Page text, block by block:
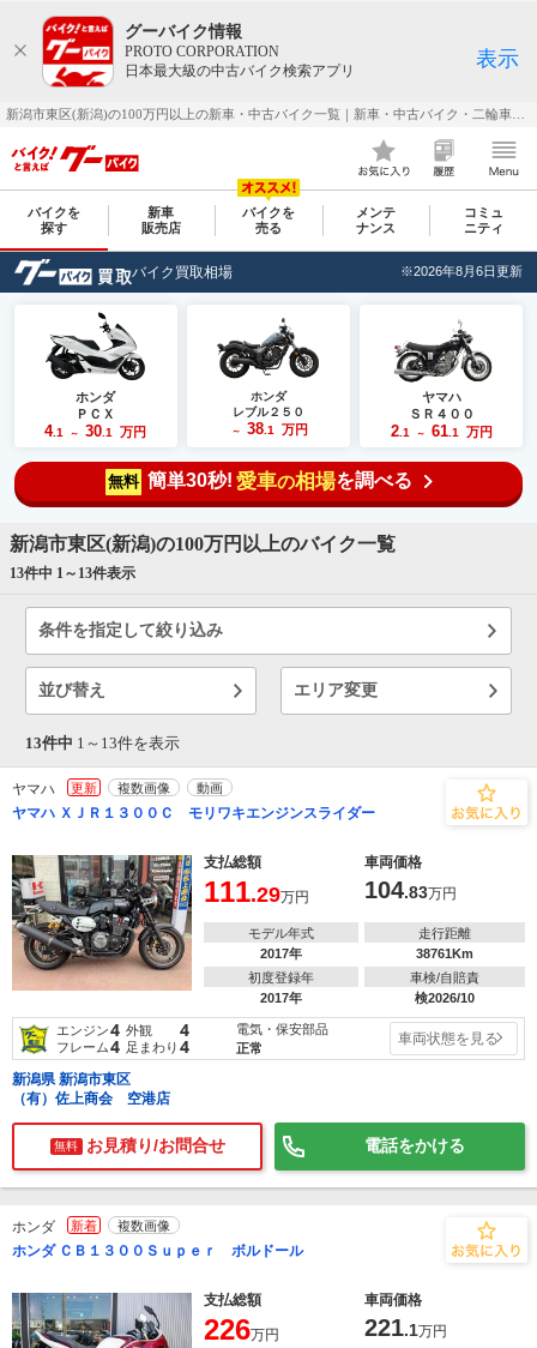
グーバイク情報
PROTO CORPORATION
日本最大級の中古バイク検索アプリ
表示
バイクを
探す
新車
販売店
バイクを
売る
メンテ
ナンス
コミュ
ニティ
バイク買取相場 ※2026年8月6日更新
ホンダ
ＰＣＸ
4.1 ～ 30 .1 万円
ホンダ
レブル２５０
～ 38.1 万円
ヤマハ
ＳＲ４００
2.1 ～ 61.1 万円
無料 簡単30秒! 愛車の相場を調べる
新潟市東区(新潟)の100万円以上のバイク一覧
13件中 1～ 13件表示
条件を指定して絞り込み
並び替え エリア変更
13件中 1～ 13件を表示
ヤマハ 更新 複数画像 動画
ヤマハ ＸＪＲ１３００Ｃ モリワキエンジンスライダー
支払総額 車両価格
111.29万円 104.83万円
モデル年式
2017年
走行距離
38761Km
初度登録年
2017年
車検/自賠責
検2026/10
エンジン4 外観 4
フレーム4 足まわり 4
電気・保安部品
正常
車両状態を見る
新潟県 新潟市東区
（有）佐上商会 空港店
無料 お見積り/お問合せ 電話をかける
ホンダ 新着 複数画像
ホンダ ＣＢ１３００Ｓｕｐｅｒ ボルドール
支払総額 車両価格
226万円 221.1万円